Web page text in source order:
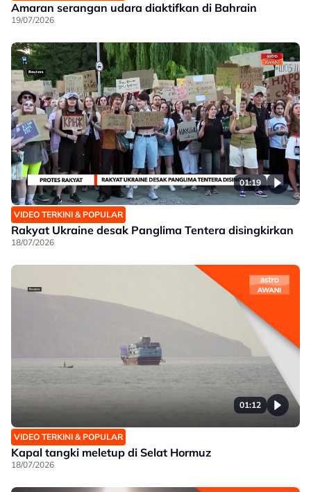
Amaran serangan udara diaktifkan di Bahrain
19/07/2026
01:19
VIDEO TERKINI & POPULAR
Rakyat Ukraine desak Panglima Tentera disingkirkan
18/07/2026
01:12
VIDEO TERKINI & POPULAR
Kapal tangki meletup di Selat Hormuz
18/07/2026